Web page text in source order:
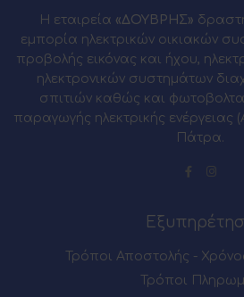
Η εταιρεία «ΔΟΥΒΡΗΣ»
εμπορία ηλεκτρικών οικιακών
προβολής εικόνας και ήχου,
ηλεκτρονικών συστημάτων
σπιτιών καθώς και
παραγωγής ηλεκτρικής ενέργειας
Πάτρα.
Τρόποι Αποστολής -
Τρόποι